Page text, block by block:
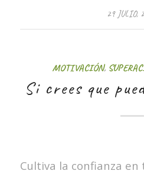
29 JULIO,
MOTIVACIÓN,
Si crees que
Cultiva la confianza en